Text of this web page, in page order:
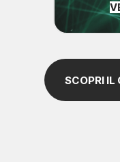
SCOPRI